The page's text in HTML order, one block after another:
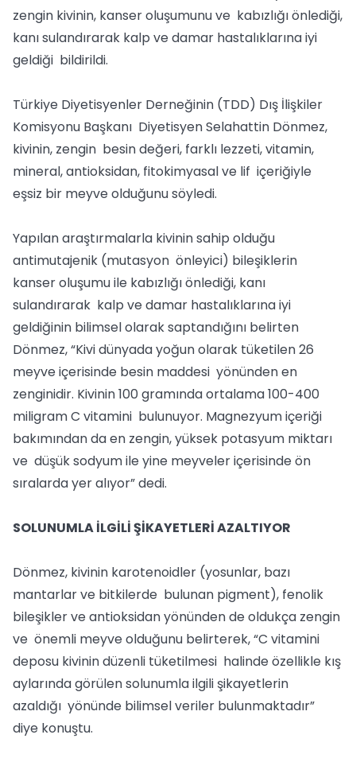
zengin kivinin, kanser oluşumunu ve kabızlığı önlediği,
kanı sulandırarak kalp ve damar hastalıklarına iyi
geldiği bildirildi.
Türkiye Diyetisyenler Derneğinin (TDD) Dış İlişkiler
Komisyonu Başkanı Diyetisyen Selahattin Dönmez,
kivinin, zengin besin değeri, farklı lezzeti, vitamin,
mineral, antioksidan, fitokimyasal ve lif içeriğiyle
eşsiz bir meyve olduğunu söyledi.
Yapılan araştırmalarla kivinin sahip olduğu
antimutajenik (mutasyon önleyici) bileşiklerin
kanser oluşumu ile kabızlığı önlediği, kanı
sulandırarak kalp ve damar hastalıklarına iyi
geldiğinin bilimsel olarak saptandığını belirten
Dönmez, “Kivi dünyada yoğun olarak tüketilen 26
meyve içerisinde besin maddesi yönünden en
zenginidir. Kivinin 100 gramında ortalama 100-400
miligram C vitamini bulunuyor. Magnezyum içeriği
bakımından da en zengin, yüksek potasyum miktarı
ve düşük sodyum ile yine meyveler içerisinde ön
sıralarda yer alıyor” dedi.
SOLUNUMLA İLGİLİ ŞİKAYETLERİ AZALTIYOR
Dönmez, kivinin karotenoidler (yosunlar, bazı
mantarlar ve bitkilerde bulunan pigment), fenolik
bileşikler ve antioksidan yönünden de oldukça zengin
ve önemli meyve olduğunu belirterek, “C vitamini
deposu kivinin düzenli tüketilmesi halinde özellikle kış
aylarında görülen solunumla ilgili şikayetlerin
azaldığı yönünde bilimsel veriler bulunmaktadır”
diye konuştu.